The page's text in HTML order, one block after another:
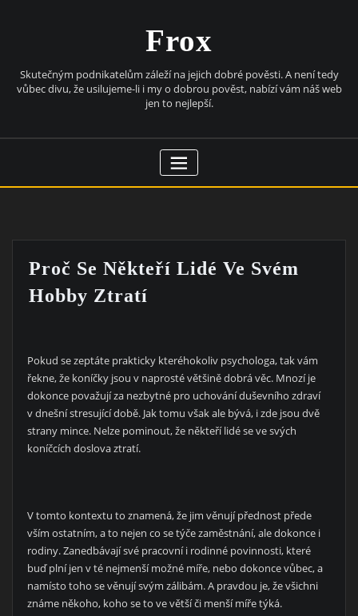
Frox
Skutečným podnikatelům záleží na jejich dobré pověsti. A není tedy
vůbec divu, že usilujeme-li i my o dobrou pověst, nabízí vám náš web
jen to nejlepší.
Proč Se Někteří Lidé Ve Svém
Hobby Ztratí
Pokud se zeptáte prakticky kteréhokoliv psychologa, tak vám
řekne, že koníčky jsou v naprosté většině dobrá věc. Mnozí je
dokonce považují za nezbytné pro uchování duševního zdraví
v dnešní stresující době. Jak tomu však ale bývá, i zde jsou dvě
strany mince. Nelze pominout, že někteří lidé se ve svých
koníčcích doslova ztratí.
V tomto kontextu to znamená, že jim věnují přednost přede
vším ostatním, a to nejen co se týče zaměstnání, ale dokonce i
rodiny. Zanedbávají své pracovní i rodinné povinnosti, které
buď plní jen v té nejmenší možné míře, nebo dokonce vůbec, a
namísto toho se věnují svým zálibám. A pravdou je, že všichni
známe někoho, koho se to ve větší či menší míře týká.